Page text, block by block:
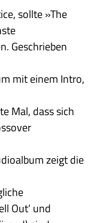
sollte »The
Geschrieben
mit einem Intro,
Mal, dass sich
zeigt die
Out‘ und